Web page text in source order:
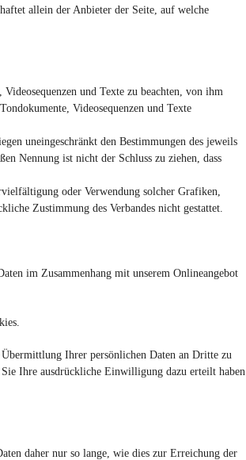
allein der Anbieter der Seite, auf welche
und Texte zu beachten, von ihm
Videosequenzen und Texte
uneingeschränkt den Bestimmungen des jeweils
Nennung ist nicht der Schluss zu ziehen, dass
oder Verwendung solcher Grafiken,
Zustimmung des Verbandes nicht gestattet.
im Zusammenhang mit unserem Onlineangebot
Ihrer persönlichen Daten an Dritte zu
Ihre ausdrückliche Einwilligung dazu erteilt haben
daher nur so lange, wie dies zur Erreichung der